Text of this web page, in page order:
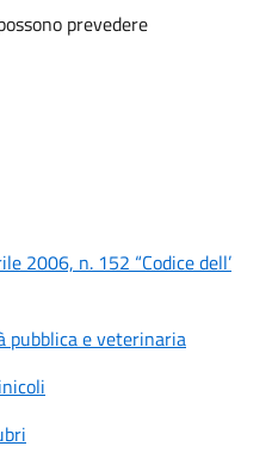
prevedere
2006, n. 152 “Codice dell’
pubblica e veterinaria